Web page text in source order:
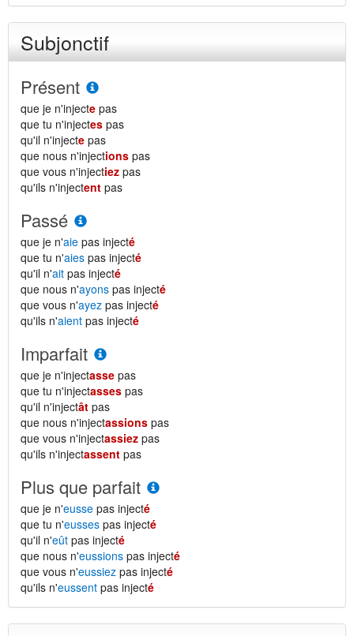
Subjonctif
Présent
que je n'injecte pas
que tu n'injectes pas
qu'il n'injecte pas
que nous n'injections pas
que vous n'injectiez pas
qu'ils n'injectent pas
Passé
que je n'aie pas injecté
que tu n'aies pas injecté
qu'il n'ait pas injecté
que nous n'ayons pas injecté
que vous n'ayez pas injecté
qu'ils n'aient pas injecté
Imparfait
que je n'injectasse pas
que tu n'injectasses pas
qu'il n'injectât pas
que nous n'injectassions pas
que vous n'injectassiez pas
qu'ils n'injectassent pas
Plus que parfait
que je n'eusse pas injecté
que tu n'eusses pas injecté
qu'il n'eût pas injecté
que nous n'eussions pas injecté
que vous n'eussiez pas injecté
qu'ils n'eussent pas injecté